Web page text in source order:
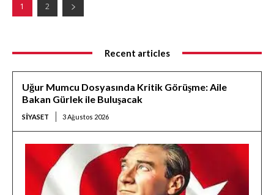
1 2
Recent articles
Uğur Mumcu Dosyasında Kritik Görüşme: Aile
Bakan Gürlek ile Buluşacak
SIYASET 3 Ağustos 2026